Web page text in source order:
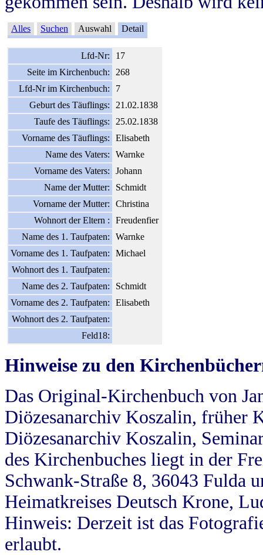
Alles Suchen Auswahl Detail
Lfd-Nr:
17
Seite im Kirchenbuch:
268
Lfd-Nr im Kirchenbuch:
7
Geburt des Täuflings:
21.02.1838
Taufe des Täuflings:
25.02.1838
Vorname des Täuflings:
Elisabeth
Name des Vaters:
Warnke
Vorname des Vaters:
Johann
Name der Mutter:
Schmidt
Vorname der Mutter:
Christina
Wohnort der Eltern :
Freudenfier
Name des 1. Taufpaten:
Warnke
Vorname des 1. Taufpaten:
Michael
Wohnort des 1. Taufpaten:
Name des 2. Taufpaten:
Schmidt
Vorname des 2. Taufpaten:
Elisabeth
Wohnort des 2. Taufpaten:
Feld18:
Hinweise zu den
Das Original-Kirchenbuch von
Diözesanarchiv Koszalin, früher
Diözesanarchiv Koszalin,
des Kirchenbuches liegt in der
Schwank-Straße 8, 36043 Fulda
Heimatkreises Deutsch Krone,
Hinweis: Derzeit ist das
erlaubt.